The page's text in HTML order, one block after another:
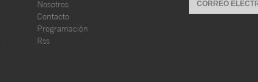
Nosotros
Contacto
Programación
Rss